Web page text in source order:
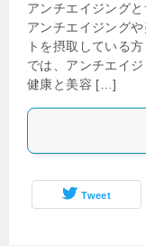
アンチエイジング
アンチエイジング
トを摂取している
では、アンチエイ
健康と美容 […]
Tweet